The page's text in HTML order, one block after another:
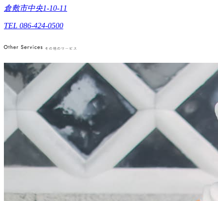
倉敷市中央1-10-11
TEL 086-424-0500